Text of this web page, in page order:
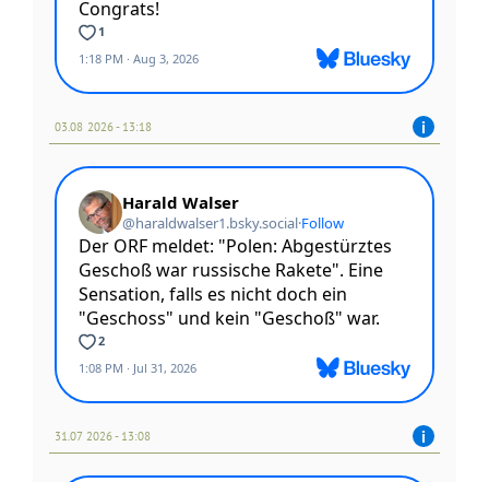
03.08 2026 - 13:18
31.07 2026 - 13:08